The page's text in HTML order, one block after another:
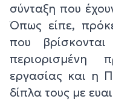
σύνταξη που
Όπως είπε,
που
εργασίας και η
δίπλα τους με